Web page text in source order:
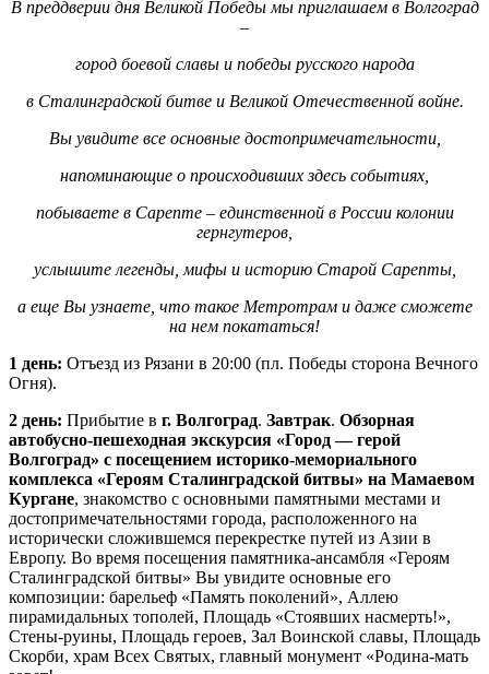
В преддверии дня Великой Победы мы приглашаем в Волгоград
–
город боевой славы и победы русского народа
в Сталинградской битве и Великой Отечественной войне.
Вы увидите все основные достопримечательности,
напоминающие о происходивших здесь событиях,
побываете в Сарепте – единственной в России колонии
гернгутеров,
услышите легенды, мифы и историю Старой Сарепты,
а еще Вы узнаете, что такое Метротрам и даже сможете
на нем покататься!
1 день: Отъезд из Рязани в 20:00 (пл. Победы сторона Вечного
Огня).
2 день: Прибытие в г. Волгоград. Завтрак. Обзорная
автобусно-пешеходная экскурсия «Город — герой
Волгоград» с посещением историко-мемориального
комплекса «Героям Сталинградской битвы» на Мамаевом
Кургане, знакомство с основными памятными местами и
достопримечательностями города, расположенного на
исторически сложившемся перекрестке путей из Азии в
Европу. Во время посещения памятника-ансамбля «Героям
Сталинградской битвы» Вы увидите основные его
композиции: барельеф «Память поколений», Аллею
пирамидальных тополей, Площадь «Стоявших насмерть!»,
Стены-руины, Площадь героев, Зал Воинской славы, Площадь
Скорби, храм Всех Святых, главный монумент «Родина-мать